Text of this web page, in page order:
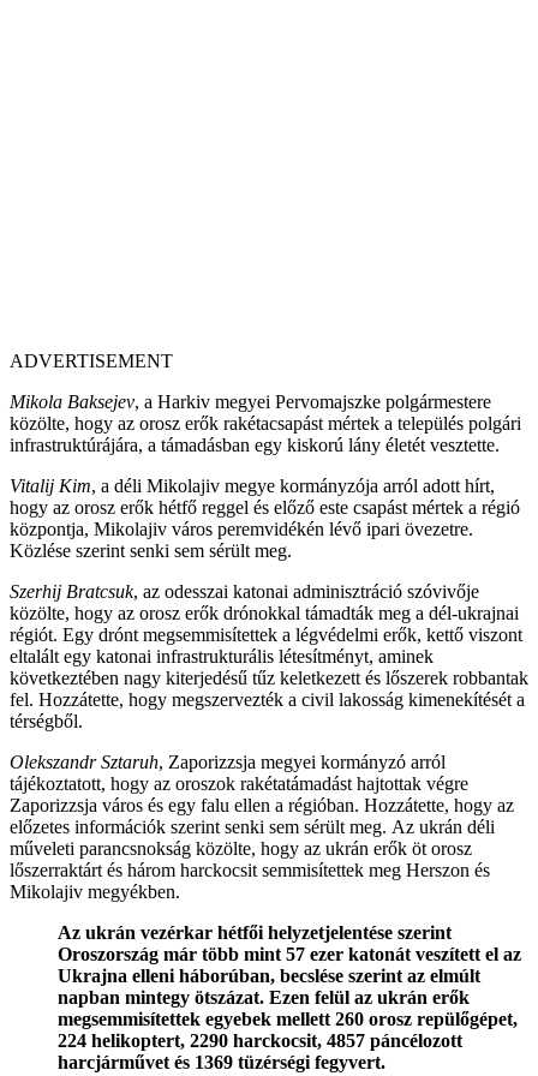
ADVERTISEMENT
Mikola Baksejev, a Harkiv megyei Pervomajszke polgármestere
közölte, hogy az orosz erők rakétacsapást mértek a település polgári
infrastruktúrájára, a támadásban egy kiskorú lány életét vesztette.
Vitalij Kim, a déli Mikolajiv megye kormányzója arról adott hírt,
hogy az orosz erők hétfő reggel és előző este csapást mértek a régió
központja, Mikolajiv város peremvidékén lévő ipari övezetre.
Közlése szerint senki sem sérült meg.
Szerhij Bratcsuk, az odesszai katonai adminisztráció szóvivője
közölte, hogy az orosz erők drónokkal támadták meg a dél-ukrajnai
régiót. Egy drónt megsemmisítettek a légvédelmi erők, kettő viszont
eltalált egy katonai infrastrukturális létesítményt, aminek
következtében nagy kiterjedésű tűz keletkezett és lőszerek robbantak
fel. Hozzátette, hogy megszervezték a civil lakosság kimenekítését a
térségből.
Olekszandr Sztaruh, Zaporizzsja megyei kormányzó arról
tájékoztatott, hogy az oroszok rakétatámadást hajtottak végre
Zaporizzsja város és egy falu ellen a régióban. Hozzátette, hogy az
előzetes információk szerint senki sem sérült meg. Az ukrán déli
műveleti parancsnokság közölte, hogy az ukrán erők öt orosz
lőszerraktárt és három harckocsit semmisítettek meg Herszon és
Mikolajiv megyékben.
Az ukrán vezérkar hétfői helyzetjelentése szerint
Oroszország már több mint 57 ezer katonát veszített el az
Ukrajna elleni háborúban, becslése szerint az elmúlt
napban mintegy ötszázat. Ezen felül az ukrán erők
megsemmisítettek egyebek mellett 260 orosz repülőgépet,
224 helikoptert, 2290 harckocsit, 4857 páncélozott
harcjárművet és 1369 tüzérségi fegyvert.